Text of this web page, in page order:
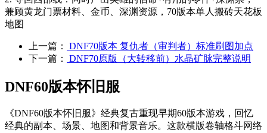
兼顾黄龙门票材料、金币、深渊资源，70版本单人搬砖天花板
地图
上一篇：
DNF70版本 复仇者（审判者）标准刷图加点
下一篇： DNF70原版（大转移前）水晶矿脉完整说明
DNF60版本怀旧服
《DNF60版本怀旧服》经典复古重现早期60版本游戏，回忆
经典的副本、场景、地图和背景音乐。这款横版卷轴格斗网络